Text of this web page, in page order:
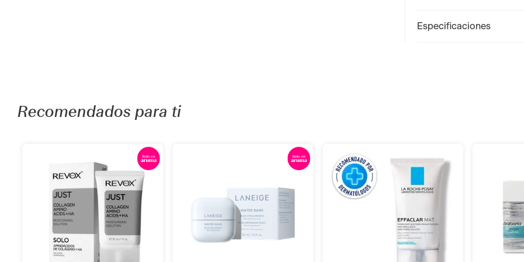
Especificaciones
Recomendados para ti
Añadir Añadir Añadir